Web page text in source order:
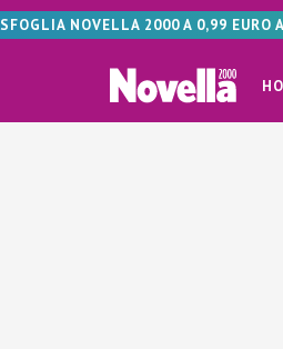
SFOGLIA NOVELLA 2000 A 0,99 EURO